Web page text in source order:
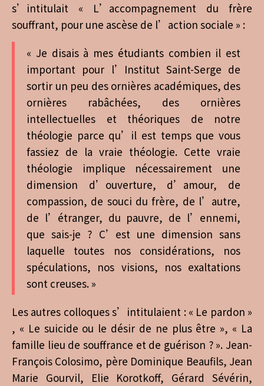
s’intitulait « L’accompagnement du frère
souffrant, pour une ascèse de l’action sociale » :
« Je disais à mes étudiants combien il est
important pour l’Institut Saint-Serge de
sortir un peu des ornières académiques, des
ornières rabâchées, des ornières
intellectuelles et théoriques de notre
théologie parce qu’il est temps que vous
fassiez de la vraie théologie. Cette vraie
théologie implique nécessairement une
dimension d’ouverture, d’amour, de
compassion, de souci du frère, de l’autre,
de l’étranger, du pauvre, de l’ennemi,
que sais-je ? C’est une dimension sans
laquelle toutes nos considérations, nos
spéculations, nos visions, nos exaltations
sont creuses. »
Les autres colloques s’intitulaient : « Le pardon »
, « Le suicide ou le désir de ne plus être », « La
famille lieu de souffrance et de guérison ? ». Jean-
François Colosimo, père Dominique Beaufils, Jean
Marie Gourvil, Elie Korotkoff, Gérard Sévérin,